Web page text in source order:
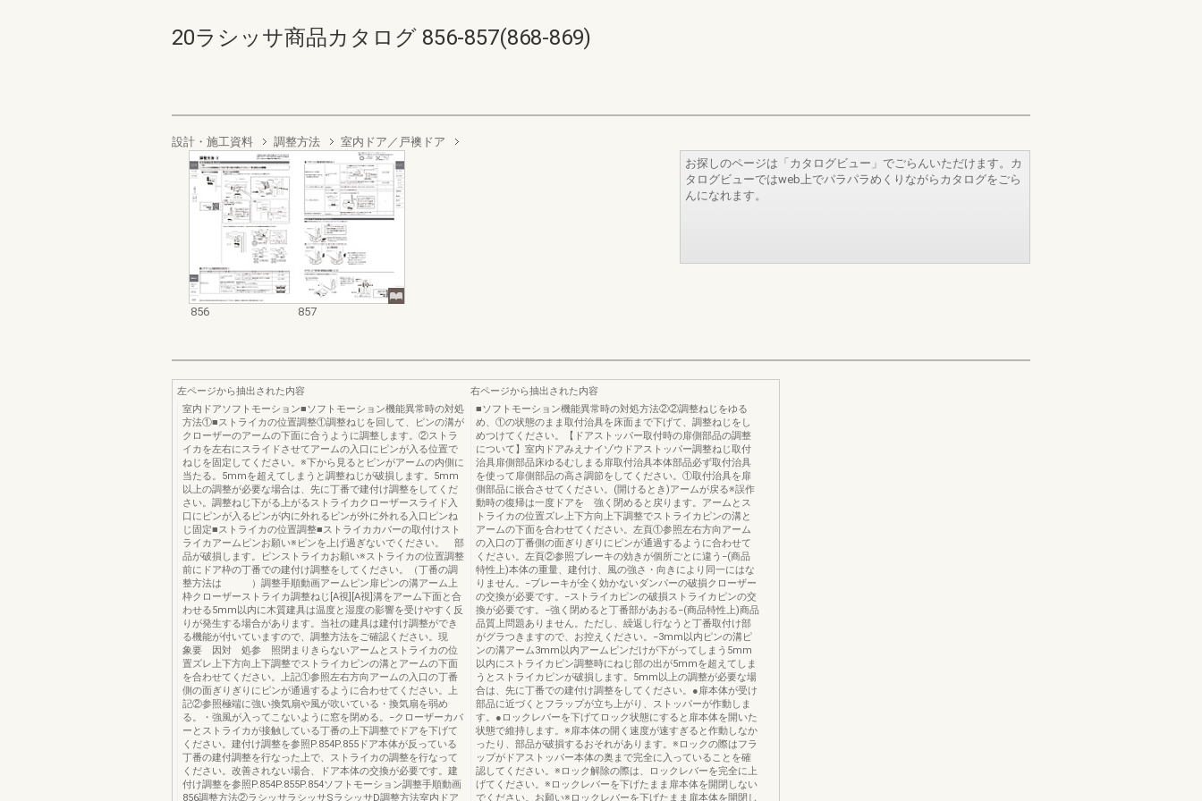
20ラシッサ商品カタログ 856-857(868-869)
設計・施工資料 調整方法 室内ドア／戸襖ドア
856 857
お探しのページは「カタログビュー」でごらんいただけます。カ
タログビューではweb上でパラパラめくりながらカタログをごら
んになれます。
左ページから抽出された内容
室内ドアソフトモーション■ソフトモーション機能異常時の対処
方法①■ストライカの位置調整①調整ねじを回して、ピンの溝が
クローザーのアームの下面に合うように調整します。②ストラ
イカを左右にスライドさせてアームの入口にピンが入る位置で
ねじを固定してください。※下から見るとピンがアームの内側に
当たる。5mmを超えてしまうと調整ねじが破損します。5mm
以上の調整が必要な場合は、先に丁番で建付け調整をしてくだ
さい。調整ねじ下がる上がるストライカクローザースライド入
口にピンが入るピンが内に外れるピンが外に外れる入口ピンね
じ固定■ストライカの位置調整■ストライカカバーの取付けスト
ライカアームピンお願い※ピンを上げ過ぎないでください。 部
品が破損します。ピンストライカお願い※ストライカの位置調整
前にドア枠の丁番での建付け調整をしてください。（丁番の調
整方法は ）調整手順動画アームピン扉ピンの溝アーム上
枠クローザーストライカ調整ねじ[A視][A視]溝をアーム下面と合
わせる5mm以内に木質建具は温度と湿度の影響を受けやすく反
りが発生する場合があります。当社の建具は建付け調整ができ
る機能が付いていますので、調整方法をご確認ください。現
象要 因対 処参 照閉まりきらないアームとストライカの位
置ズレ上下方向上下調整でストライカピンの溝とアームの下面
を合わせてください。上記①参照左右方向アームの入口の丁番
側の面ぎりぎりにピンが通過するように合わせてください。上
記②参照極端に強い換気扇や風が吹いている・換気扇を弱め
る。・強風が入ってこないように窓を閉める。−クローザーカバ
ーとストライカが接触している丁番の上下調整でドアを下げて
ください。建付け調整を参照P.854P.855ドア本体が反っている
丁番の建付調整を行なった上で、ストライカの調整を行なって
ください。改善されない場合、ドア本体の交換が必要です。建
付け調整を参照P.854P.855P.854ソフトモーション調整手順動画
856調整方法②ラシッサラシッサSラシッサD調整方法室内ドア
右ページから抽出された内容
■ソフトモーション機能異常時の対処方法②②調整ねじをゆる
め、①の状態のまま取付治具を床面まで下げて、調整ねじをし
めつけてください。【ドアストッパー取付時の扉側部品の調整
について】室内ドアみえナイゾウドアストッパー調整ねじ取付
治具扉側部品床ゆるむしまる扉取付治具本体部品必ず取付治具
を使って扉側部品の高さ調節をしてください。①取付治具を扉
側部品に嵌合させてください。(開けるとき)アームが戻る※誤作
動時の復帰は一度ドアを 強く閉めると戻ります。アームとス
トライカの位置ズレ上下方向上下調整でストライカピンの溝と
アームの下面を合わせてください。左頁①参照左右方向アーム
の入口の丁番側の面ぎりぎりにピンが通過するように合わせて
ください。左頁②参照ブレーキの効きが個所ごとに違う−(商品
特性上)本体の重量、建付け、風の強さ・向きにより同一にはな
りません。−ブレーキが全く効かないダンパーの破損クローザー
の交換が必要です。−ストライカピンの破損ストライカピンの交
換が必要です。−強く閉めると丁番部があおる−(商品特性上)商品
品質上問題ありません。ただし、繰返し行なうと丁番取付け部
がグラつきますので、お控えください。−3mm以内ピンの溝ピ
ンの溝アーム3mm以内アームピンだけが下がってしまう5mm
以内にストライカピン調整時にねじ部の出が5mmを超えてしま
うとストライカピンが破損します。5mm以上の調整が必要な場
合は、先に丁番での建付け調整をしてください。●扉本体が受け
部品に近づくとフラップが立ち上がり、ストッパーが作動しま
す。●ロックレバーを下げてロック状態にすると扉本体を開いた
状態で維持します。※扉本体の開く速度が速すぎると作動しなか
ったり、部品が破損するおそれがあります。※ロックの際はフラ
ップがドアストッパー本体の奥まで完全に入っていることを確
認してください。※ロック解除の際は、ロックレバーを完全に上
げてください。※ロックレバーを下げたまま扉本体を開閉しない
でください。お願い※ロックレバーを下げたまま扉本体を開閉し